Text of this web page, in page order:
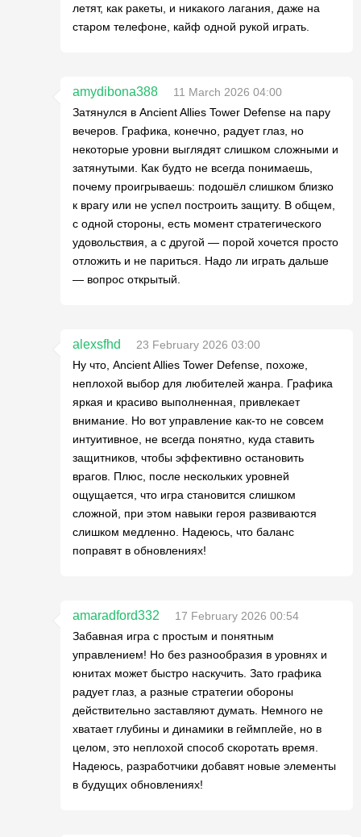
летят, как ракеты, и никакого лагания, даже на
старом телефоне, кайф одной рукой играть.
amydibona388
11 March 2026 04:00
Затянулся в Ancient Allies Tower Defense на пару
вечеров. Графика, конечно, радует глаз, но
некоторые уровни выглядят слишком сложными и
затянутыми. Как будто не всегда понимаешь,
почему проигрываешь: подошёл слишком близко
к врагу или не успел построить защиту. В общем,
с одной стороны, есть момент стратегического
удовольствия, а с другой — порой хочется просто
отложить и не париться. Надо ли играть дальше
— вопрос открытый.
alexsfhd
23 February 2026 03:00
Ну что, Ancient Allies Tower Defense, похоже,
неплохой выбор для любителей жанра. Графика
яркая и красиво выполненная, привлекает
внимание. Но вот управление как-то не совсем
интуитивное, не всегда понятно, куда ставить
защитников, чтобы эффективно остановить
врагов. Плюс, после нескольких уровней
ощущается, что игра становится слишком
сложной, при этом навыки героя развиваются
слишком медленно. Надеюсь, что баланс
поправят в обновлениях!
amaradford332
17 February 2026 00:54
Забавная игра с простым и понятным
управлением! Но без разнообразия в уровнях и
юнитах может быстро наскучить. Зато графика
радует глаз, а разные стратегии обороны
действительно заставляют думать. Немного не
хватает глубины и динамики в геймплейе, но в
целом, это неплохой способ скоротать время.
Надеюсь, разработчики добавят новые элементы
в будущих обновлениях!